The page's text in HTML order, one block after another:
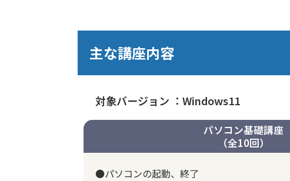
主な講座内容
対象バージョン ：Windows11
パソコン基礎講座
（全10回）
●パソコンの起動、終了